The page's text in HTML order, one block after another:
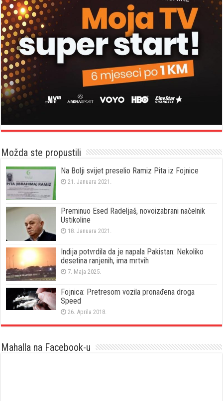
Možda ste propustili
Na Bolji svijet preselio Ramiz Pita iz Fojnice
21. Januara 2021.
Preminuo Esed Radeljaš, novoizabrani načelnik
Ustikoline
18. Januara 2021.
Indija potvrdila da je napala Pakistan: Nekoliko
desetina ranjenih, ima mrtvih
7. Maja 2025.
Fojnica: Pretresom vozila pronađena droga
Speed
26. Aprila 2018.
Mahalla na Facebook-u